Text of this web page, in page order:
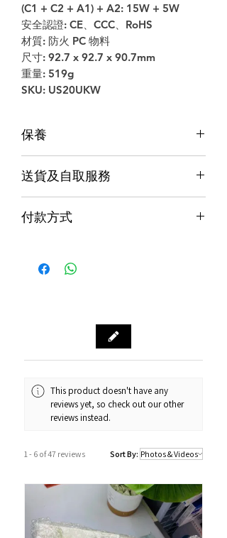
(C1 + C2 + A1) + A2: 15W + 5W
安全認證: CE、CCC、RoHS
材質: 防火 PC 物料
尺寸: 92.7 x 92.7 x 90.7mm
重量: 519g
SKU: US20UKW
保養
香港行貨;香港代理提供本地保養和維
物保障 (不包括人為損壞並須要保留完
送貨及自取服務
本地速遞
順豐到付/自取點
門市資料：觀塘秀茂坪商場街市74A號
Whatsapp：34811128
訂購及送貨時間
若果商品不幸出現沒有現貨或需要更長
或電話方式通知顧客。
付款方式
Alipay支付寶 / WeChat Pay微信支付 /
Octopus八達通 / Fps轉數快
This product doesn't have any
reviews yet, so check out our other
reviews instead.
1 - 6 of 47 reviews Sort By: